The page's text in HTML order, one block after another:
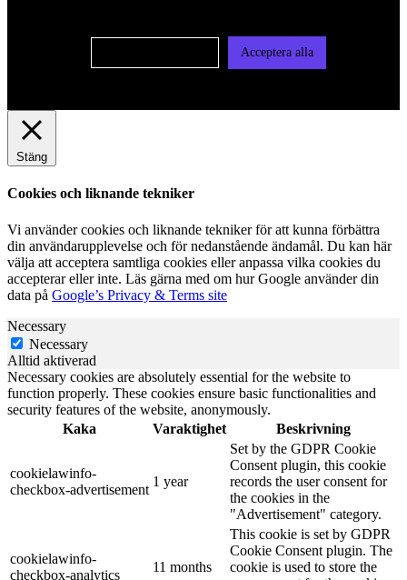
Acceptera alla
Stäng
Cookies och liknande tekniker
Vi använder cookies och liknande tekniker för att kunna förbättra
din användarupplevelse och för nedanstående ändamål. Du kan här
välja att acceptera samtliga cookies eller anpassa vilka cookies du
accepterar eller inte. Läs gärna med om hur Google använder din
data på Google’s Privacy & Terms site
Necessary
Necessary
Alltid aktiverad
Necessary cookies are absolutely essential for the website to
function properly. These cookies ensure basic functionalities and
security features of the website, anonymously.
Kaka
Varaktighet Beskrivning
cookielawinfo-
checkbox-advertisement
1 year
Set by the GDPR Cookie
Consent plugin, this cookie
records the user consent for
the cookies in the
"Advertisement" category.
cookielawinfo-
checkbox-analytics
11 months
This cookie is set by GDPR
Cookie Consent plugin. The
cookie is used to store the